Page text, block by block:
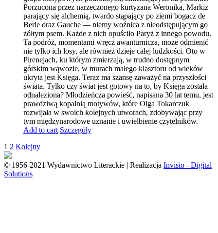
Porzucona przez narzeczonego kurtyzana Weronika, Markiz
parający się alchemią, twardo stąpający po ziemi bogacz de
Berle oraz Gauche — niemy woźnica z nieodstępującym go
żółtym psem. Każde z nich opuściło Paryż z innego powodu.
Ta podróż, momentami wręcz awanturnicza, może odmienić
nie tylko ich losy, ale również dzieje całej ludzkości. Oto w
Pirenejach, ku którym zmierzają, w trudno dostępnym
górskim wąwozie, w murach małego klasztoru od wieków
ukryta jest Księga. Teraz ma szansę zaważyć na przyszłości
świata. Tylko czy świat jest gotowy na to, by Księga została
odnaleziona? Młodzieńcza powieść, napisana 30 lat temu, jest
prawdziwą kopalnią motywów, które Olga Tokarczuk
rozwijała w swoich kolejnych utworach, zdobywając przy
tym międzynarodowe uznanie i uwielbienie czytelników.
Add to cart Szczegóły
1 2 Kolejny
© 1956-2021 Wydawnictwo Literackie | Realizacja Invisio - Digital
Solutions